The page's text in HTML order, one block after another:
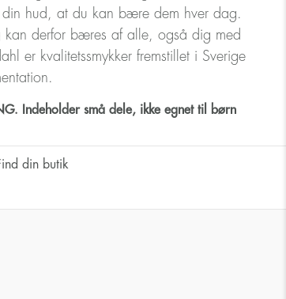
din hud, at du kan bære dem hver dag.
derfor bæres af alle, også dig med
er kvalitetssmykker fremstillet i Sverige
Indeholder små dele, ikke egnet til børn
din butik